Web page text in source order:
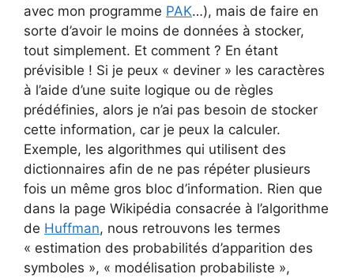
avec mon programme PAK…), mais de faire en
sorte d’avoir le moins de données à stocker,
tout simplement. Et comment ? En étant
prévisible ! Si je peux « deviner » les caractères
à l’aide d’une suite logique ou de règles
prédéfinies, alors je n’ai pas besoin de stocker
cette information, car je peux la calculer.
Exemple, les algorithmes qui utilisent des
dictionnaires afin de ne pas répéter plusieurs
fois un même gros bloc d’information. Rien que
dans la page Wikipédia consacrée à l’algorithme
de Huffman, nous retrouvons les termes
« estimation des probabilités d’apparition des
symboles », « modélisation probabiliste »,